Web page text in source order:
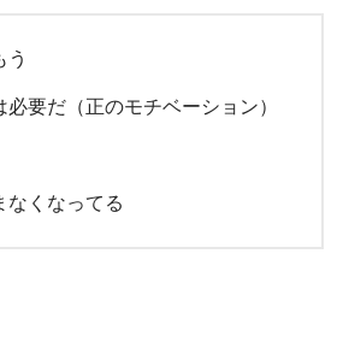
う
必要だ（正のモチベーション）
なくなってる